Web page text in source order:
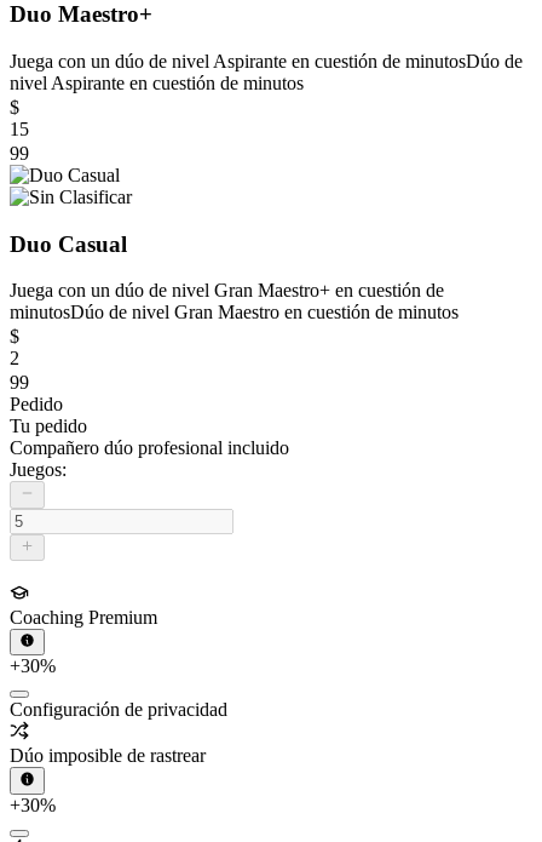
Duo Maestro+
Juega con un dúo de nivel Aspirante en cuestión de minutosDúo de
nivel Aspirante en cuestión de minutos
$
15
99
Duo Casual
Juega con un dúo de nivel Gran Maestro+ en cuestión de
minutosDúo de nivel Gran Maestro en cuestión de minutos
$
2
99
Pedido
Tu pedido
Compañero dúo profesional incluido
Juegos:
Coaching Premium
+30%
Configuración de privacidad
Dúo imposible de rastrear
+30%